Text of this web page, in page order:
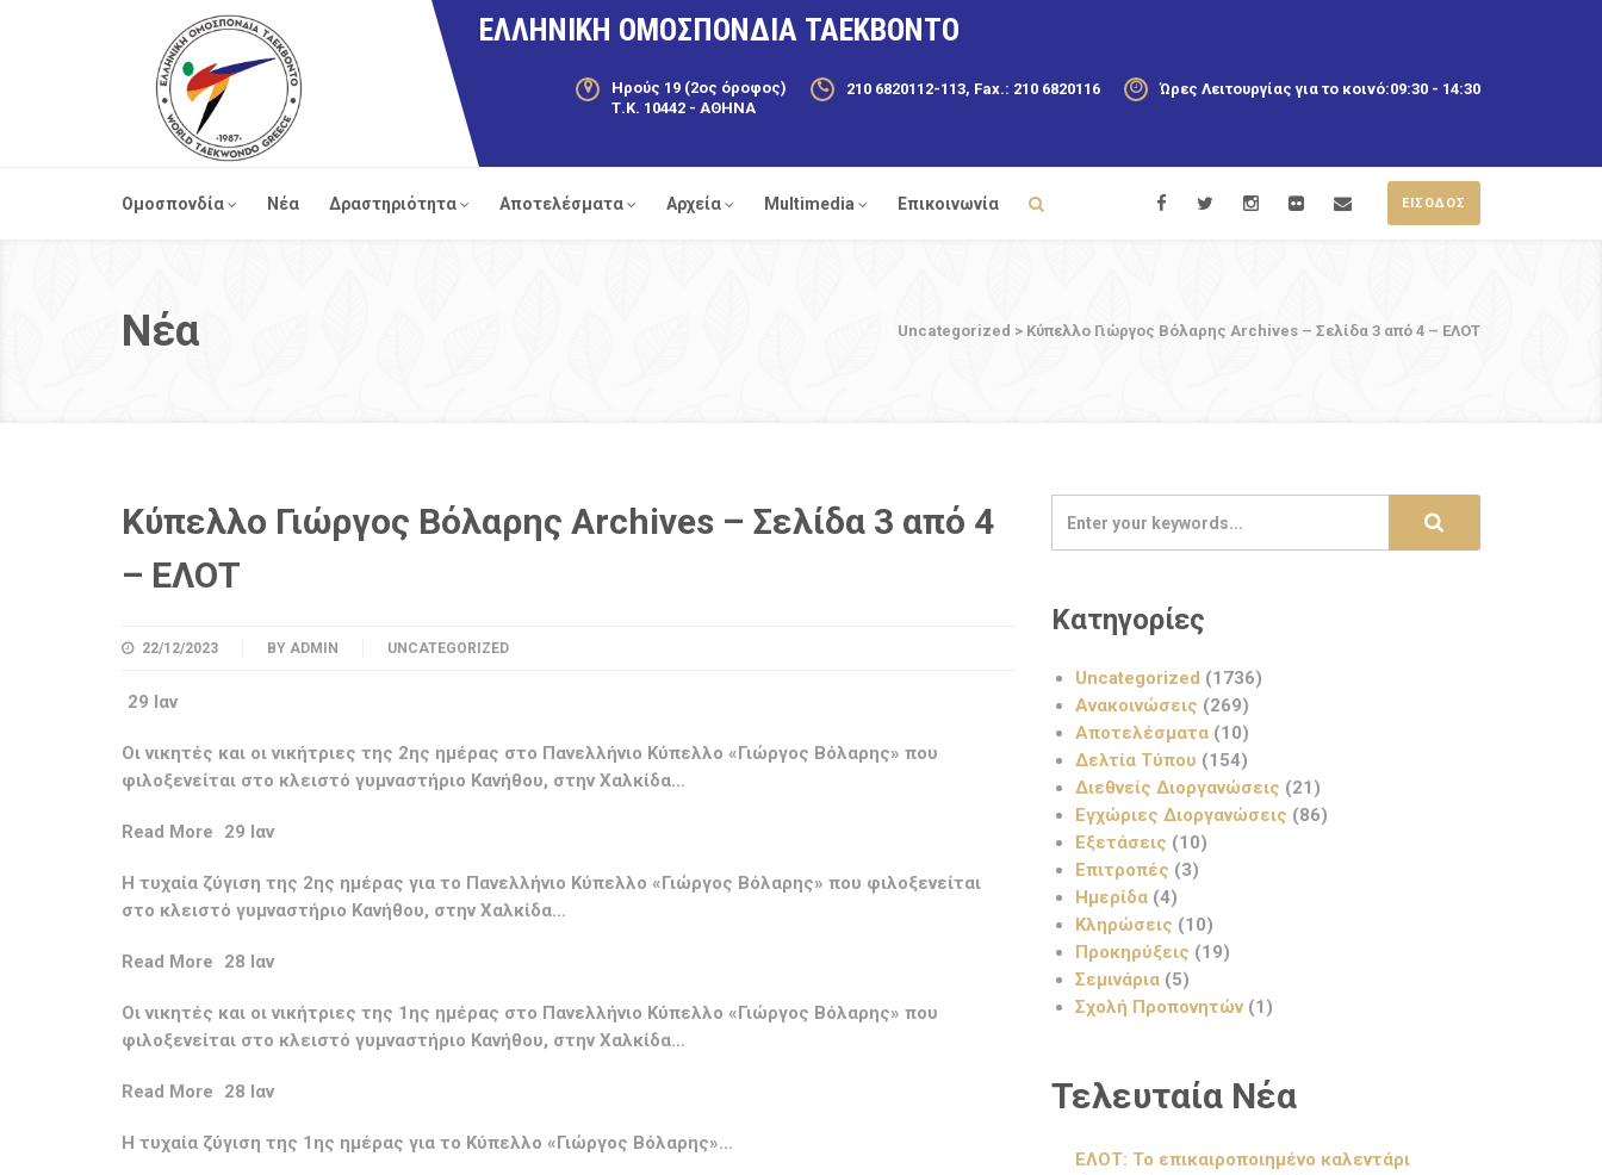
ΕΛΛΗΝΙΚΗ ΟΜΟΣΠΟΝΔΙΑ ΤΑΕΚΒΟΝΤΟ
Ηρούς 19 (2ος όροφος)
Τ.Κ. 10442 - ΑΘΗΝΑ
210 6820112-113, Fax.: 210 6820116 Ώρες Λειτουργίας για το κοινό:09:30 - 14:30
ΕΙΣΟΔΟΣ
Ομοσπονδία Νέα Δραστηριότητα Αποτελέσματα Αρχεία Multimedia Επικοινωνία
Uncategorized > Κύπελλο Γιώργος Βόλαρης Archives – Σελίδα 3 από 4 – ΕΛΟΤ
Νέα
Κύπελλο Γιώργος Βόλαρης Archives – Σελίδα 3 από 4
– ΕΛΟΤ
22/12/2023 BY ADMIN UNCATEGORIZED
29 Ιαν
Οι νικητές και οι νικήτριες της 2ης ημέρας στο Πανελλήνιο Κύπελλο «Γιώργος Βόλαρης» που
φιλοξενείται στο κλειστό γυμναστήριο Κανήθου, στην Χαλκίδα…
Read More 29 Ιαν
Η τυχαία ζύγιση της 2ης ημέρας για το Πανελλήνιο Κύπελλο «Γιώργος Βόλαρης» που φιλοξενείται
στο κλειστό γυμναστήριο Κανήθου, στην Χαλκίδα…
Read More 28 Ιαν
Οι νικητές και οι νικήτριες της 1ης ημέρας στο Πανελλήνιο Κύπελλο «Γιώργος Βόλαρης» που
φιλοξενείται στο κλειστό γυμναστήριο Κανήθου, στην Χαλκίδα…
Read More 28 Ιαν
Η τυχαία ζύγιση της 1ης ημέρας για το Κύπελλο «Γιώργος Βόλαρης»…
Κατηγορίες
Uncategorized (1736)
Ανακοινώσεις (269)
Αποτελέσματα (10)
Δελτία Τύπου (154)
Διεθνείς Διοργανώσεις (21)
Εγχώριες Διοργανώσεις (86)
Εξετάσεις (10)
Επιτροπές (3)
Ημερίδα (4)
Κληρώσεις (10)
Προκηρύξεις (19)
Σεμινάρια (5)
Σχολή Προπονητών (1)
Τελευταία Νέα
ΕΛΟΤ: Το επικαιροποιημένο καλεντάρι